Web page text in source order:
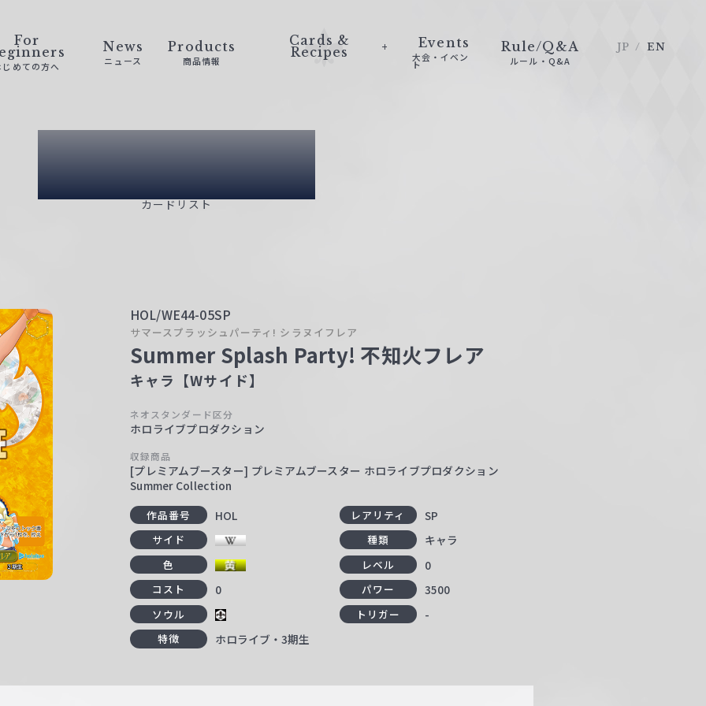
For
じめての方へ
News
ニュース
Products
商品情報
Cards &
Recipes
Events
大会・イベン
ト
Rule/Q&A
ルール・Q&A
JP EN
Card List
カードリスト
HOL/WE44-05SP
サマースプラッシュパーティ! シラヌイフレア
Summer Splash Party! 不知火フレア
キャラ【Wサイド】
ネオスタンダード区分
ホロライブプロダクション
収録商品
[プレミアムブースター] プレミアムブースター ホロライブプロダクション
Summer Collection
作品番号 HOL レアリティ SP
サイド 種類 キャラ
色 レベル 0
コスト 0 パワー 3500
ソウル トリガー -
特徴 ホロライブ・3期生